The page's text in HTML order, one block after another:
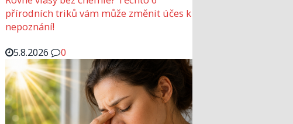
přírodních triků vám může změnit účes k
nepoznání!
5.8.2026
0